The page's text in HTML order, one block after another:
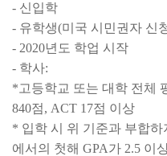
- 신입학
- 유학생(미국 시민권자 신
- 2020년도 학업 시작
- 학사:
*고등학교 또는 대학 전체
840점, ACT 17점 이상
* 입학 시 위 기준과 부합하
에서의 첫해 GPA가 2.5 이